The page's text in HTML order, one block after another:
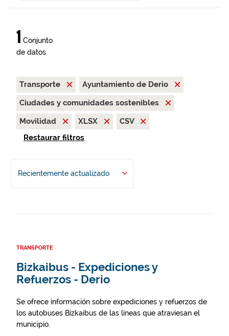
1 Conjunto
de datos
Transporte
Ayuntamiento de Derio
Ciudades y comunidades sostenibles
Movilidad
XLSX
CSV
Restaurar filtros
Recientemente actualizado
TRANSPORTE
Bizkaibus - Expediciones y
Refuerzos - Derio
Se ofrece información sobre expediciones y refuerzos de
los autobuses Bizkaibus de las líneas que atraviesan el
municipio.